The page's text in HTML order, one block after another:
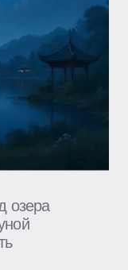
озера